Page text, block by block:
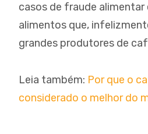
casos de fraude alimentar
alimentos que,
grandes produtores de
Leia também: Por que o
considerado o melhor do